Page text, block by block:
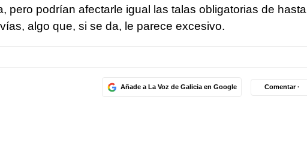
pero podrían afectarle igual las talas obligatorias de hasta
algo que, si se da, le parece excesivo.
Añade a La Voz de Galicia en Google Comentar ·